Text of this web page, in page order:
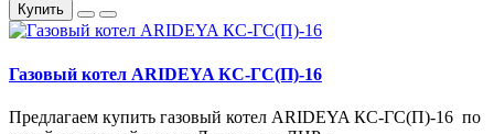
Купить
Газовый котел ARIDEYA КС-ГС(П)-16
Предлагаем купить газовый котел ARIDEYA КС-ГС(П)-16 по